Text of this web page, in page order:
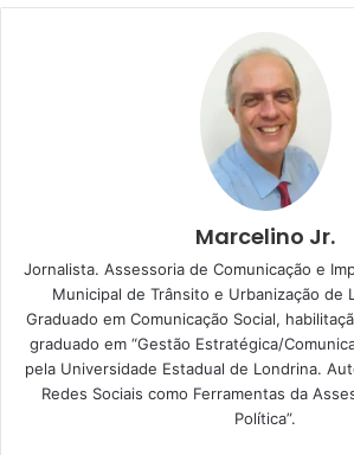
Vieira: Pessoas ficam
descerem do ônibus
O público alvo era justamente os 500
40 municípios que participavam do
Secretaria de Estado do Esporte.
homens e mulheres que estavam no
Marcelino Jr.
Jornalista. Assessoria de Comunicação e
Municipal de Trânsito e Urbanização de
Graduado em Comunicação Social,
graduado em “Gestão Estratégica/
pela Universidade Estadual de Londrina.
Redes Sociais como Ferramentas da
Política”.